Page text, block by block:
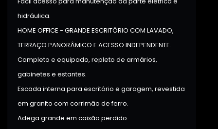
hidráulica.
HOME OFFICE - GRANDE ESCRITÓRIO COM LAVADO,
TERRAÇO PANORÂMICO E ACESSO INDEPENDENTE.
Completo e equipado, repleto de armários,
gabinetes e estantes.
Escada interna para escritório e garagem, revestida
em granito com corrimão de ferro.
Adega grande em caixão perdido.